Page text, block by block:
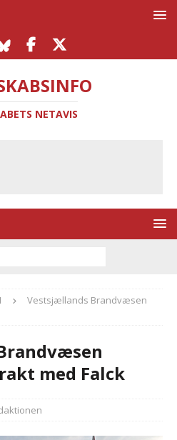
NETAVIS
Vestsjællands Brandvæsen
med Falck